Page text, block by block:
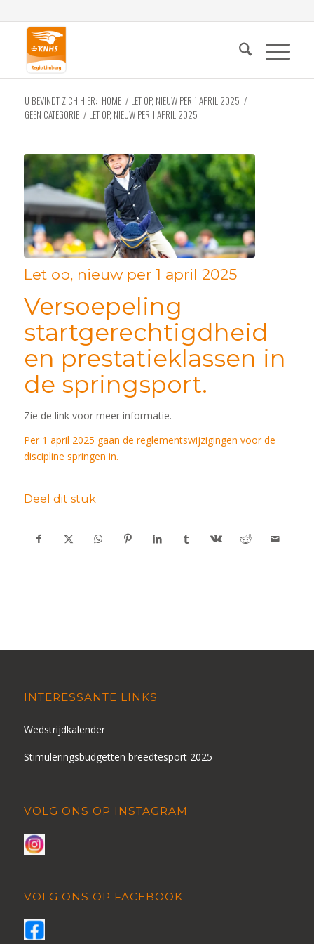
U BEVINDT ZICH HIER: HOME / LET OP, NIEUW PER 1 APRIL 2025 /
GEEN CATEGORIE / LET OP, NIEUW PER 1 APRIL 2025
Let op, nieuw per 1 april 2025
Versoepeling
startgerechtigdheid
en prestatieklassen in
de springsport.
Zie de link voor meer informatie.
Per 1 april 2025 gaan de reglementswijzigingen voor de
discipline springen in.
Deel dit stuk
INTERESSANTE LINKS
Wedstrijdkalender
Stimuleringsbudgetten breedtesport 2025
VOLG ONS OP INSTAGRAM
VOLG ONS OP FACEBOOK